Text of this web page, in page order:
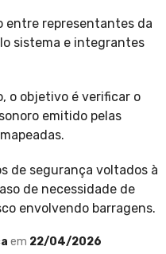
entre representantes da
sistema e integrantes
o objetivo é verificar o
emitido pelas
de segurança voltados à
de necessidade de
envolvendo barragens.
em 22/04/2026